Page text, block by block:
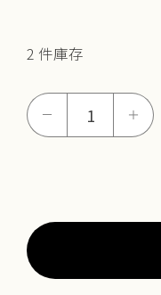
2 件庫存
－
量
＋